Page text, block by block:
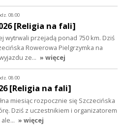
08:00
[Religia na fali]
wytrwali przejadą ponad 750 km. Dziś
Rowerowa Pielgrzymka na
ze… » więcej
08:00
[Religia na fali]
miesiąc rozpocznie się Szczecińska
Dziś z uczestnikiem i organizatorem
ale… » więcej